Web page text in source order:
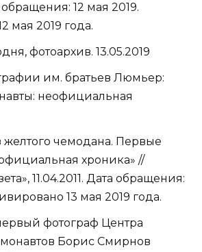
12 мая 2019.
мая 2019 года.
фотоархив. 13.05.2019
им. братьев Люмьер:
неофициальная
желтого чемодана. Первые
хроника» //
11.04.2011. Дата обращения:
13 мая 2019 года.
фотограф Центра
Борис Смирнов